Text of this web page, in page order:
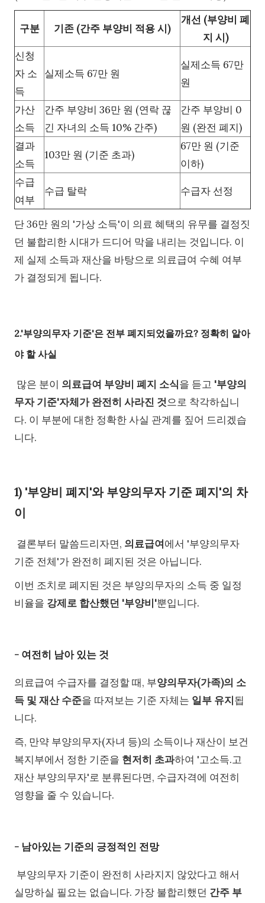
구분 기존 (간주 부양비 적용 시)
개선 (부양비 폐
지 시)
신청
자 소
득
실제소득 67만 원
실제소득 67만
원
가산
소득
간주 부양비 36만 원 (연락 끊
긴 자녀의 소득 10% 간주)
간주 부양비 0
원 (완전 폐지)
결과
소득
103만 원 (기준 초과)
67만 원 (기준
이하)
수급
여부
수급 탈락 수급자 선정
단 36만 원의 '가상 소득'이 의료 혜택의 유무를 결정짓
던 불합리한 시대가 드디어 막을 내리는 것입니다. 이
제 실제 소득과 재산을 바탕으로 의료급여 수혜 여부
가 결정되게 됩니다.
2.'부양의무자 기준'은 전부 폐지되었을까요? 정확히 알아
야 할 사실
많은 분이 의료급여 부양비 폐지 소식을 듣고 '부양의
무자 기준'자체가 완전히 사라진 것으로 착각하십니
다. 이 부분에 대한 정확한 사실 관계를 짚어 드리겠습
니다.
1) '부양비 폐지'와 부양의무자 기준 폐지'의 차
이
결론부터 말씀드리자면, 의료급여에서 '부양의무자
기준 전체'가 완전히 폐지된 것은 아닙니다.
이번 조치로 폐지된 것은 부양의무자의 소득 중 일정
비율을 강제로 합산했던 '부양비'뿐입니다.
- 여전히 남아 있는 것
의료급여 수급자를 결정할 때, 부양의무자(가족)의 소
득 및 재산 수준을 따져보는 기준 자체는 일부 유지됩
니다.
즉, 만약 부양의무자(자녀 등)의 소득이나 재산이 보건
복지부에서 정한 기준을 현저히 초과하여 '고소득.고
재산 부양의무자'로 분류된다면, 수급자격에 여전히
영향을 줄 수 있습니다.
- 남아있는 기준의 긍정적인 전망
부양의무자 기준이 완전히 사라지지 않았다고 해서
실망하실 필요는 없습니다. 가장 불합리했던 간주 부